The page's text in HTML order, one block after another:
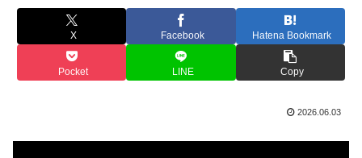
X Facebook Hatena Bookmark
Pocket LINE Copy
2026.06.03